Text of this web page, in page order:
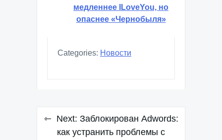
медленнее ILoveYou, но
опаснее «Чернобыля»
Categories: Новости
Навигация
Next: Заблокирован Adwords:
как устранить проблемы с